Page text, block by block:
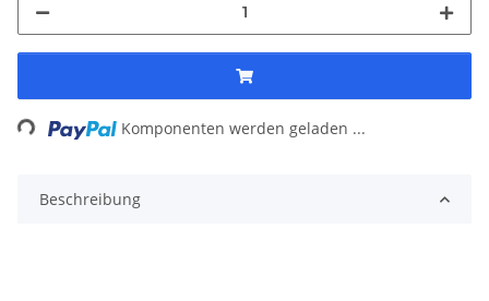
Loading... Komponenten werden geladen ...
Beschreibung